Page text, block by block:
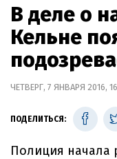
В деле о
Кельне
ЧЕТВЕРГ, 7 ЯНВАРЯ 2016,
ПОДЕЛИТЬСЯ:
Полиция начала